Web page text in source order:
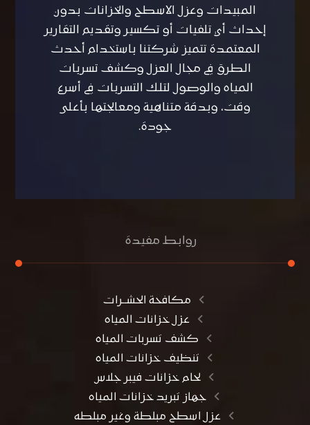
المبيدات وعزل الاسطح والخزانات بدون
إحداث أي تلفيات أو تكسير وتقديم التقارير
المعتمدة تتميز شركتنا باستخدام أحدث
الطرق في مجال العزل وكشف تسربات
المياه والوصول لتلك التسربات في أسرع
وقت، وبدقة متناهية ومعالجتها بأعلى
جودة.
روابط مفيدة
مكافحة الحشــرات
عزل خزانات المياه
كشف تسربات المياه
تنظيف خزانات المياه
لحام خزانات فيبر جلاس
جهاز تبريد خزانات المياه
عزل اسطح مبلطة وغير مبلطه